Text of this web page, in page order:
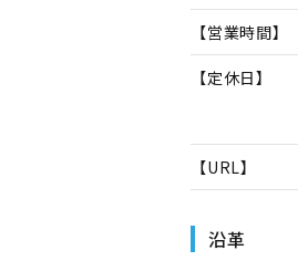
【営業時間】
【定休日】
【URL】
沿革